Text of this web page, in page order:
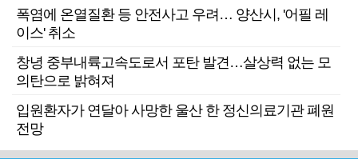
폭염에 온열질환 등 안전사고 우려… 양산시, '어필 레
이스' 취소
창녕 중부내륙고속도로서 포탄 발견…살상력 없는 모
의탄으로 밝혀져
입원환자가 연달아 사망한 울산 한 정신의료기관 폐원
전망